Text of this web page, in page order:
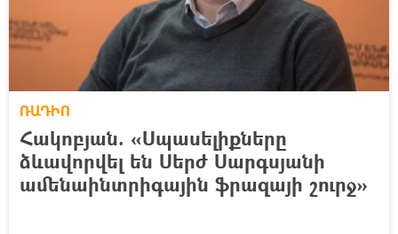
ՌԱԴԻՈ
Հակոբյան. «Սպասելիքները
ձևավորվել են Սերժ Սարգսյանի
ամենաինտրիգային ֆրազայի շուրջ»